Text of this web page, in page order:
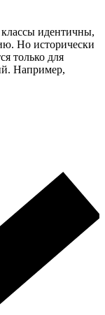
идентичны,
Но исторически
только для
Например,